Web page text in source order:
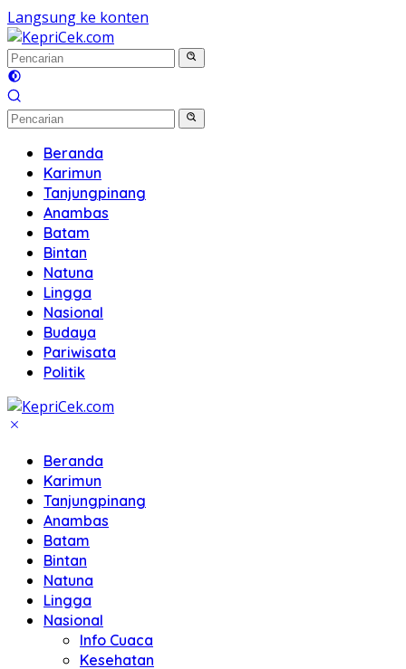
Langsung ke konten
Beranda
Karimun
Tanjungpinang
Anambas
Batam
Bintan
Natuna
Lingga
Nasional
Budaya
Pariwisata
Politik
Beranda
Karimun
Tanjungpinang
Anambas
Batam
Bintan
Natuna
Lingga
Nasional
Info Cuaca
Kesehatan